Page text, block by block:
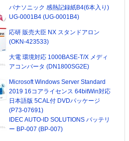
パナソニック 感熱記録紙B4(6本入り)
UG-0001B4 (UG-0001B4)
応研 販売大臣 NX スタンドアロン
(OKN-423533)
大電 環境対応 1000BASE-T/X メディ
アコンバータ (DN1800SG2E)
Microsoft Windows Server Standard
2019 16コアライセンス 64bitWin対応
日本語版 5CAL付 DVDパッケージ
(P73-07691)
IDEC AUTO-ID SOLUTIONS バッテリ
ー BP-007 (BP-007)